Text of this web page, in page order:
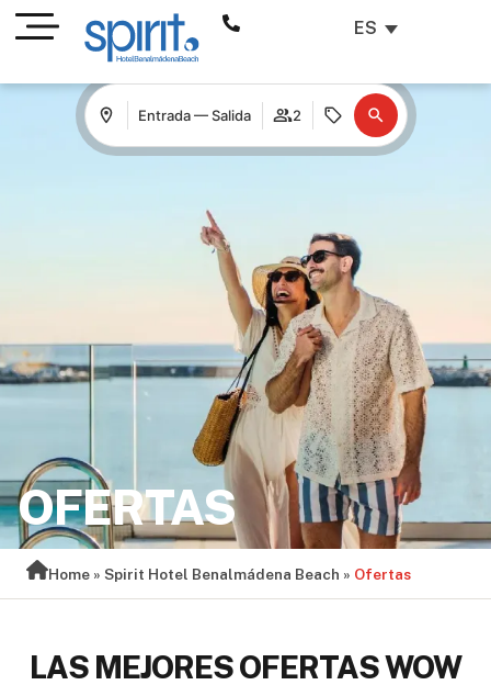
ES
Entrada — Salida 2
OFERTAS
Home »Spirit Hotel Benalmádena Beach » Ofertas
LAS MEJORES OFERTAS WOW